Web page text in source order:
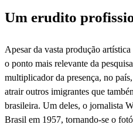
Um erudito
Apesar da vasta produção
o ponto mais relevante da
multiplicador da presença, no
atrair outros imigrantes que
brasileira. Um deles, o jornalista
Brasil em 1957, tornando-se o